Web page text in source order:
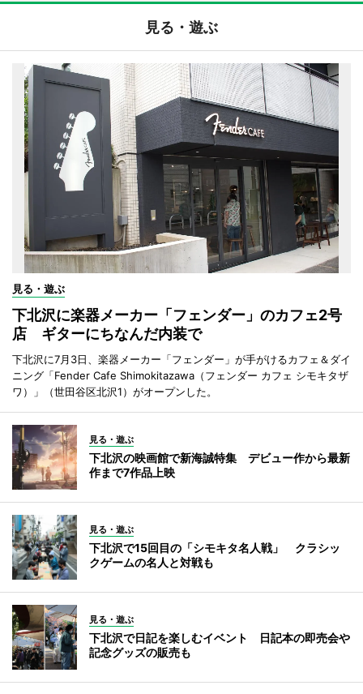
見る・遊ぶ
見る・遊ぶ
下北沢に楽器メーカー「フェンダー」のカフェ2号
店 ギターにちなんだ内装で
下北沢に7月3日、楽器メーカー「フェンダー」が手がけるカフェ＆ダイ
ニング「Fender Cafe Shimokitazawa（フェンダー カフェ シモキタザ
ワ）」（世田谷区北沢1）がオープンした。
見る・遊ぶ
下北沢の映画館で新海誠特集 デビュー作から最新
作まで7作品上映
見る・遊ぶ
下北沢で15回目の「シモキタ名人戦」 クラシッ
クゲームの名人と対戦も
見る・遊ぶ
下北沢で日記を楽しむイベント 日記本の即売会や
記念グッズの販売も